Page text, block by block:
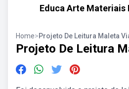
Educa Arte Materiais
Home>Projeto De Leitura Maleta
Projeto De Leitura